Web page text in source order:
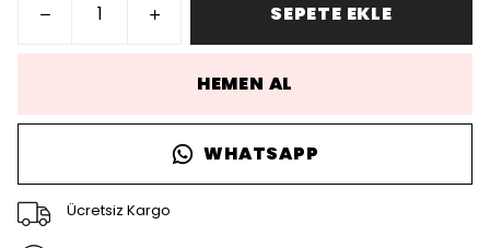
SEPETE EKLE
HEMEN AL
WHATSAPP
Ücretsiz Kargo